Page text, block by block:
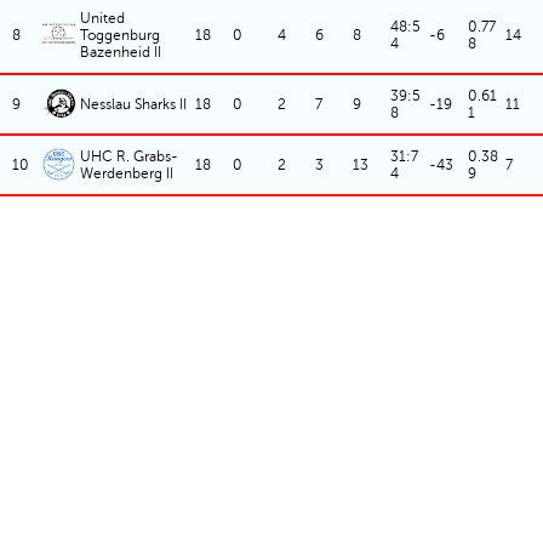
8
United
Toggenburg
Bazenheid II
18 0 4 6 8
48:5
4
-6
0.77
8
14
9 Nesslau Sharks II 18 0 2 7 9
39:5
8
-19
0.61
1
11
10
UHC R. Grabs-
Werdenberg II
18 0 2 3 13
31:7
4
-43
0.38
9
7